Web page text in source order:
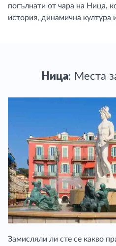
погълнати от чара на Ница,
история, динамична
Ница: Места
Замисляли ли сте се какво